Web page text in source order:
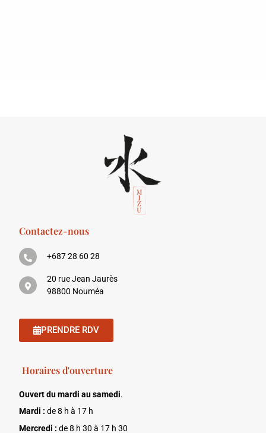
Contactez-nous
+687 28 60 28
20 rue Jean Jaurès
98800 Nouméa
PRENDRE RDV
Horaires d'ouverture
Ouvert du mardi au samedi.
Mardi : de 8 h à 17 h
Mercredi : de 8 h 30 à 17 h 30